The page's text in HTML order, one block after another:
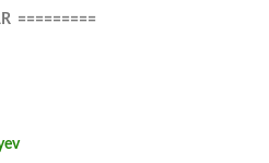
=========